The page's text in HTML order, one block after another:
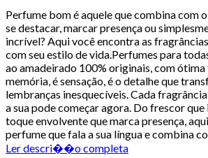
Perfume bom é aquele que combina com
se destacar, marcar presença ou
incrível? Aqui você encontra as
com seu estilo de vida.Perfumes para
ao amadeirado 100% originais, com
memória, é sensação, é o detalhe que
lembranças inesquecíveis. Cada
a sua pode começar agora. Do frescor
toque envolvente que marca presença,
perfume que fala a sua língua e combina
Ler descri��o completa